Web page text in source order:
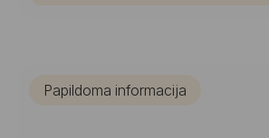
Papildoma informacija